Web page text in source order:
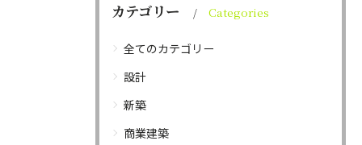
カテゴリー Categories
全てのカテゴリー
設計
新築
商業建築